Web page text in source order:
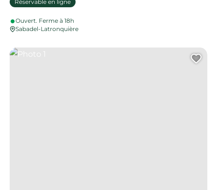
Réservable en ligne
Ouvert. Ferme à 18h
Sabadel-Latronquière
Photo 1